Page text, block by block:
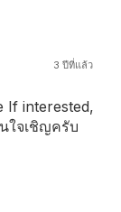
3 ปีที่แล้ว
If interested,
ใจเชิญครับ